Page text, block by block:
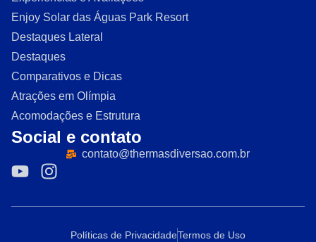
Enjoy Solar das Águas Park Resort
Destaques Lateral
Destaques
Comparativos e Dicas
Atrações em Olímpia
Acomodações e Estrutura
Social e contato
contato@thermasdiversao.com.br
Políticas de PrivacidadeTermos de Uso